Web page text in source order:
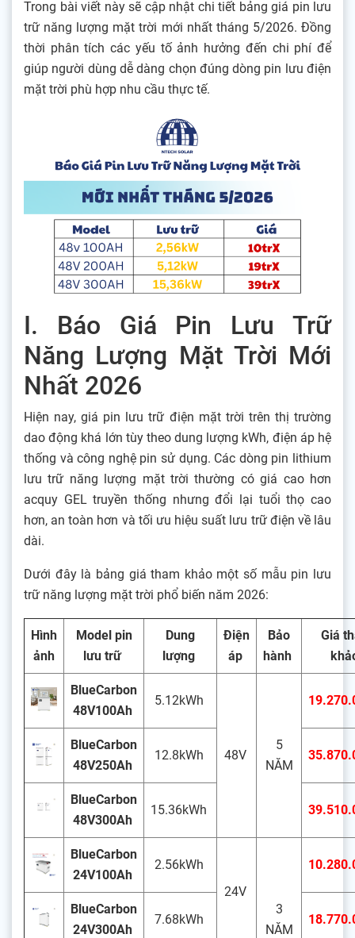
Trong bài viết này sẽ cập nhật chi tiết bảng giá pin lưu
trữ năng lượng mặt trời mới nhất tháng 5/2026. Đồng
thời phân tích các yếu tố ảnh hưởng đến chi phí để
giúp người dùng dễ dàng chọn đúng dòng pin lưu điện
mặt trời phù hợp nhu cầu thực tế.
I. Báo Giá Pin Lưu Trữ
Năng Lượng Mặt Trời Mới
Nhất 2026
Hiện nay, giá pin lưu trữ điện mặt trời trên thị trường
dao động khá lớn tùy theo dung lượng kWh, điện áp hệ
thống và công nghệ pin sử dụng. Các dòng pin lithium
lưu trữ năng lượng mặt trời thường có giá cao hơn
acquy GEL truyền thống nhưng đổi lại tuổi thọ cao
hơn, an toàn hơn và tối ưu hiệu suất lưu trữ điện về lâu
dài.
Dưới đây là bảng giá tham khảo một số mẫu pin lưu
trữ năng lượng mặt trời phổ biến năm 2026:
Hình
ảnh
Model pin
lưu trữ
Dung
lượng
Điện
áp
Bảo
hành
Giá
BlueCarbon
48V100Ah
5.12kWh
48V
5
NĂM
BlueCarbon
48V250Ah
12.8kWh
BlueCarbon
48V300Ah
15.36kWh
BlueCarbon
24V100Ah
2.56kWh
24V
3
NĂM
BlueCarbon
24V300Ah
7.68kWh